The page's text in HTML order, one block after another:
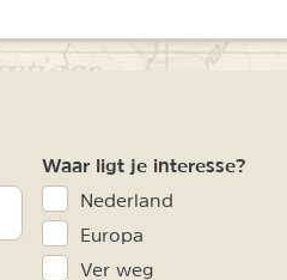
Waar ligt je interesse?
Nederland
Europa
Ver weg